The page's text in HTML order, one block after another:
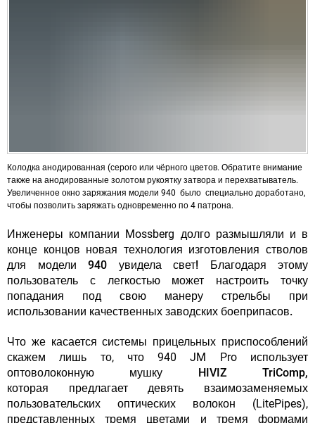
Колодка анодированная (серого или чёрного цветов. Обратите внимание
также на анодированные золотом рукоятку затвора и перехватыватель.
Увеличенное окно заряжания модели 940 было специально доработано,
чтобы позволить заряжать одновременно по 4 патрона.
Инженеры компании Mossberg долго размышляли и в
конце концов новая технология изготовления стволов
для модели 940 увидела свет! Благодаря этому
пользователь с легкостью может настроить точку
попадания под свою манеру стрельбы при
использовании качественных заводских боеприпасов.
Что же касается системы прицельных приспособлений
скажем лишь то, что 940 JM Pro использует
оптоволоконную мушку HIVIZ TriComp,
которая
предлагает девять взаимозаменяемых
пользовательских оптических волокон (LitePipes),
представленных тремя цветами и тремя формами